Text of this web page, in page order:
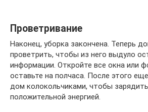
Проветривание
Наконец, уборка закончена. Теперь
проветрить, чтобы из него выдуло
информации. Откройте все окна или
оставьте на полчаса. После этого
дом колокольчиками, чтобы
положительной энергией.